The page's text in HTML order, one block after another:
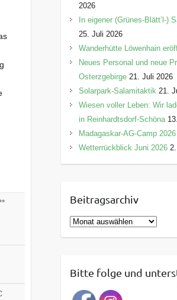
Köttewitz**
16,2 °C
2026
In eigener (Grünes-Blätt’l-)
25. Juli 2026
Wanderhütte Löwenhain
Neues Personal und neue
Osterzgebirge 21. Juli 2026
Solarpark-Salamitaktik 21.
Wiesen voller Leben: Wir
in Reinhardtsdorf-Schöna
Madagaskar-AG-Camp 2026
Wetterrückblick Juni 2026
Beitragsarchiv
B
e
rBitte folge und